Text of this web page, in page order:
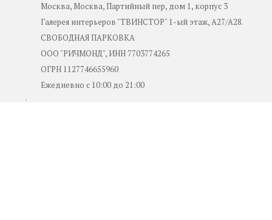
Москва, Москва, Партийный пер, дом 1, корпус 3
Галерея интерьеров "ТВИНСТОР" 1-ый этаж, А27/А28.
СВОБОДНАЯ ПАРКОВКА
ООО "РИЧМОНД", ИНН 7703774265
ОГРН 1127746655960
Ежедневно с 10:00 до 21:00